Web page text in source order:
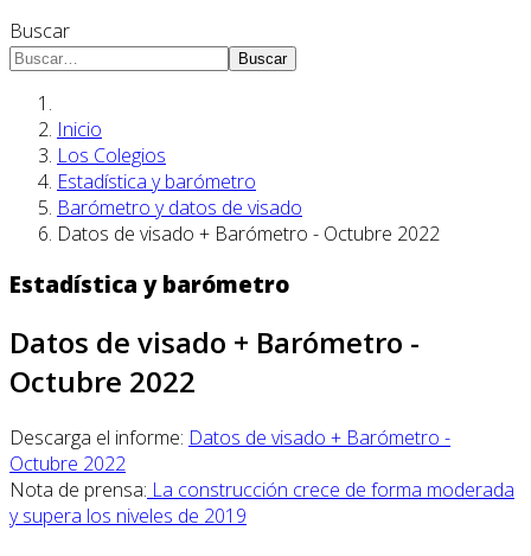
Buscar
Buscar
Inicio
Los Colegios
Estadística y barómetro
Barómetro y datos de visado
Datos de visado + Barómetro - Octubre 2022
Estadística y barómetro
Datos de visado + Barómetro -
Octubre 2022
Descarga el informe: Datos de visado + Barómetro -
Octubre 2022
Nota de prensa: La construcción crece de forma moderada
y supera los niveles de 2019